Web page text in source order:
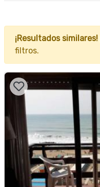
¡Resultados similares!
filtros.